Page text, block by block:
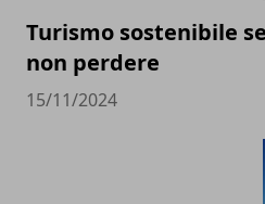
Turismo sostenibile
non perdere
15/11/2024